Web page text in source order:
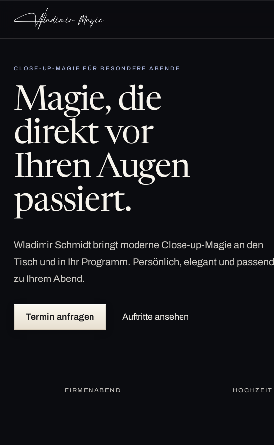
CLOSE-UP-MAGIE FÜR BESONDERE ABENDE
Magie, die
direkt vor
Ihren Augen
passiert.
Wladimir Schmidt bringt moderne Close-up-Magie an den
Tisch und in Ihr Programm. Persönlich, elegant und passend
zu Ihrem Abend.
Termin anfragen Auftritte ansehen
FIRMENABEND HOCHZEIT